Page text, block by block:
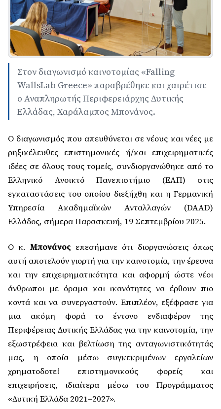
Στον διαγωνισμό καινοτομίας «Falling
WallsLab Greece» παραβρέθηκε και χαιρέτισε
ο Αναπληρωτής Περιφερειάρχης Δυτικής
Ελλάδας, Χαράλαμπος Μπονάνος.
Ο διαγωνισμός που απευθύνεται σε νέους και νέες με
ρηξικέλευθες επιστημονικές ή/και επιχειρηματικές
ιδέες σε όλους τους τομείς, συνδιοργανώθηκε από το
Ελληνικό Ανοικτό Πανεπιστήμιο (ΕΑΠ) στις
εγκαταστάσεις του οποίου διεξήχθη και η Γερμανική
Υπηρεσία Ακαδημαϊκών Ανταλλαγών (DAAD)
Ελλάδος, σήμερα Παρασκευή, 19 Σεπτεμβρίου 2025.
Ο κ. Μπονάνος επεσήμανε ότι διοργανώσεις όπως
αυτή αποτελούν γιορτή για την καινοτομία, την έρευνα
και την επιχειρηματικότητα και αφορμή ώστε νέοι
άνθρωποι με όραμα και ικανότητες να έρθουν πιο
κοντά και να συνεργαστούν. Επιπλέον, εξέφρασε για
μια ακόμη φορά το έντονο ενδιαφέρον της
Περιφέρειας Δυτικής Ελλάδας για την καινοτομία, την
εξωστρέφεια και βελτίωση της ανταγωνιστικότητάς
μας, η οποία μέσω συγκεκριμένων εργαλείων
χρηματοδοτεί επιστημονικούς φορείς και
επιχειρήσεις, ιδιαίτερα μέσω του Προγράμματος
«Δυτική Ελλάδα 2021–2027».